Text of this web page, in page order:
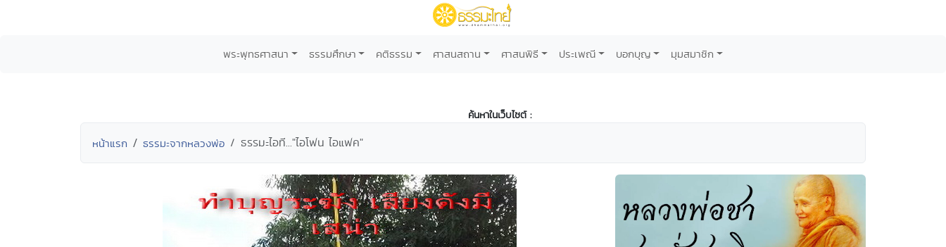
พระพุทธศาสนา ธรรมศึกษา คติธรรม ศาสนสถาน ศาสนพิธี ประเพณี บอกบุญ มุมสมาชิก
ค้นหาในเว็บไซต์ :
หน้าแรก ธรรมะจากหลวงพ่อ ธรรมะไอที..."ไอโฟน ไอแฟค"